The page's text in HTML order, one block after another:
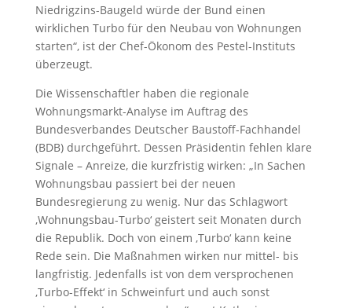
Niedrigzins-Baugeld würde der Bund einen
wirklichen Turbo für den Neubau von Wohnungen
starten“, ist der Chef-Ökonom des Pestel-Instituts
überzeugt.
Die Wissenschaftler haben die regionale
Wohnungsmarkt-Analyse im Auftrag des
Bundesverbandes Deutscher Baustoff-Fachhandel
(BDB) durchgeführt. Dessen Präsidentin fehlen klare
Signale – Anreize, die kurzfristig wirken: „In Sachen
Wohnungsbau passiert bei der neuen
Bundesregierung zu wenig. Nur das Schlagwort
‚Wohnungsbau-Turbo‘ geistert seit Monaten durch
die Republik. Doch von einem ‚Turbo‘ kann keine
Rede sein. Die Maßnahmen wirken nur mittel- bis
langfristig. Jedenfalls ist von dem versprochenen
‚Turbo-Effekt‘ in Schweinfurt und auch sonst